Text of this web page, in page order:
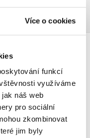
Více o cookies
funkcí
využíváme
náš web
pro sociální
zkombinovat
jim byly
hodnocení.
registrovaní uživatelé